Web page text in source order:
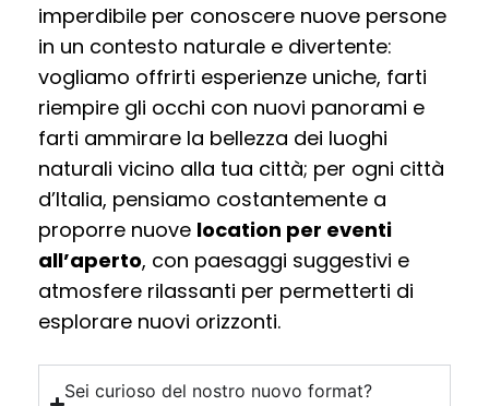
imperdibile per conoscere nuove persone
in un contesto naturale e divertente:
vogliamo offrirti esperienze uniche, farti
riempire gli occhi con nuovi panorami e
farti ammirare la bellezza dei luoghi
naturali vicino alla tua città; per ogni città
d’Italia, pensiamo costantemente a
proporre nuove location per eventi
all’aperto, con paesaggi suggestivi e
atmosfere rilassanti per permetterti di
esplorare nuovi orizzonti.
Sei curioso del nostro nuovo format?